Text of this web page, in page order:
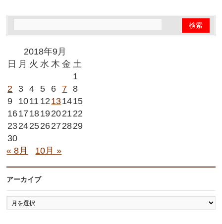
2018年9月
日 月 火 水 木 金 土
1
2
3 4 5 6 7
8
9
1011 12 131415
1617 1819202122
2324252627 2829
30
« 8月
10月 »
アーカイブ
ア
ー